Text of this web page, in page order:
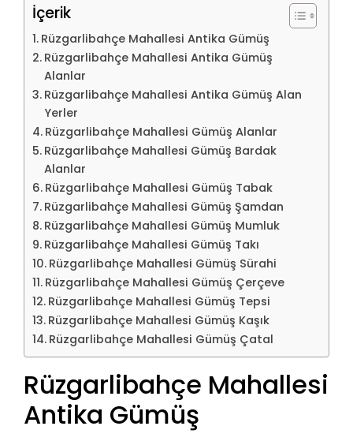
İçerik
Rüzgarlibahçe Mahallesi Antika Gümüş
Rüzgarlibahçe Mahallesi Antika Gümüş
Alanlar
Rüzgarlibahçe Mahallesi Antika Gümüş Alan
Yerler
Rüzgarlibahçe Mahallesi Gümüş Alanlar
Rüzgarlibahçe Mahallesi Gümüş Bardak
Alanlar
Rüzgarlibahçe Mahallesi Gümüş Tabak
Rüzgarlibahçe Mahallesi Gümüş Şamdan
Rüzgarlibahçe Mahallesi Gümüş Mumluk
Rüzgarlibahçe Mahallesi Gümüş Takı
Rüzgarlibahçe Mahallesi Gümüş Sürahi
Rüzgarlibahçe Mahallesi Gümüş Çerçeve
Rüzgarlibahçe Mahallesi Gümüş Tepsi
Rüzgarlibahçe Mahallesi Gümüş Kaşık
Rüzgarlibahçe Mahallesi Gümüş Çatal
Rüzgarlibahçe Mahallesi
Antika Gümüş